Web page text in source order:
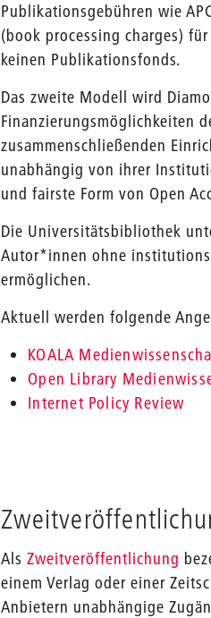
Publikationsgebühren wie
(book processing charges)
keinen Publikationsfonds.
Das zweite Modell wird
Finanzierungsmöglichkeiten
zusammenschließenden
unabhängig von ihrer
und fairste Form von Open
Die Universitätsbibliothek
Autor*innen ohne
ermöglichen.
Aktuell werden folgende
KOALA
Open Library
Internet Policy Review
AlsZweitveröffentlichung
einem Verlag oder einer
Anbietern unabhängige